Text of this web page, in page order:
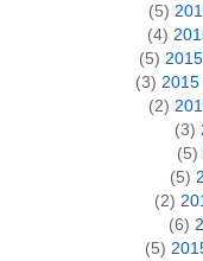
(5)
(4)
(5)
(3)
(2)
(3)
(5)
(5)
(2)
(6)
(5)